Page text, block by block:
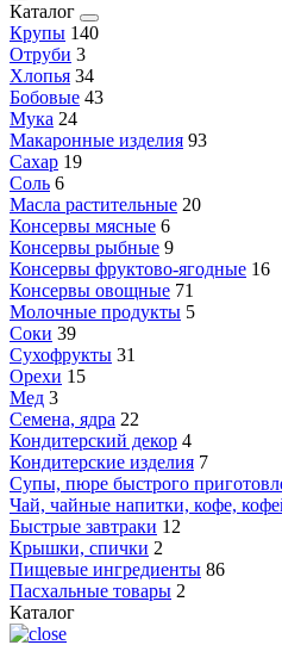
Каталог
Крупы 140
Отруби 3
Хлопья 34
Бобовые 43
Мука 24
Макаронные изделия 93
Сахар 19
Соль 6
Масла растительные 20
Консервы мясные 6
Консервы рыбные 9
Консервы фруктово-ягодные 16
Консервы овощные 71
Молочные продукты 5
Соки 39
Сухофрукты 31
Орехи 15
Мед 3
Семена, ядра 22
Кондитерский декор 4
Кондитерские изделия 7
Супы, пюре быстрого
Чай, чайные напитки, кофе,
Быстрые завтраки 12
Крышки, спички 2
Пищевые ингредиенты 86
Пасхальные товары 2
Каталог